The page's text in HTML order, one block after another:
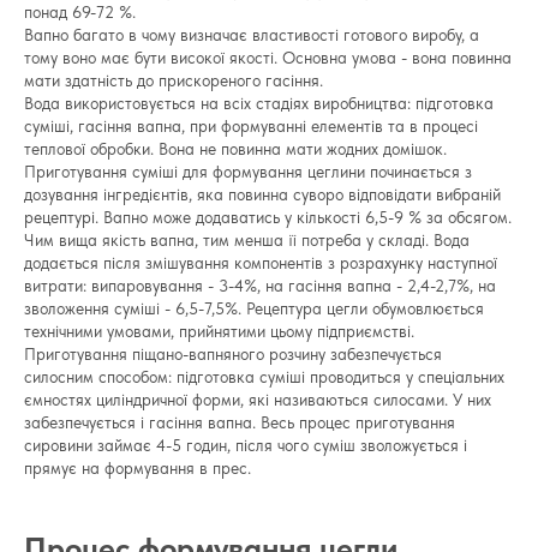
понад 69-72 %.
Вапно багато в чому визначає властивості готового виробу, а
тому воно має бути високої якості. Основна умова - вона повинна
мати здатність до прискореного гасіння.
Вода використовується на всіх стадіях виробництва: підготовка
суміші, гасіння вапна, при формуванні елементів та в процесі
теплової обробки. Вона не повинна мати жодних домішок.
Приготування суміші для формування цеглини починається з
дозування інгредієнтів, яка повинна суворо відповідати вибраній
рецептурі. Вапно може додаватись у кількості 6,5-9 % за обсягом.
Чим вища якість вапна, тим менша її потреба у складі. Вода
додається після змішування компонентів з розрахунку наступної
витрати: випаровування - 3-4%, на гасіння вапна - 2,4-2,7%, на
зволоження суміші - 6,5-7,5%. Рецептура цегли обумовлюється
технічними умовами, прийнятими цьому підприємстві.
Приготування піщано-вапняного розчину забезпечується
силосним способом: підготовка суміші проводиться у спеціальних
ємностях циліндричної форми, які називаються силосами. У них
забезпечується і гасіння вапна. Весь процес приготування
сировини займає 4-5 годин, після чого суміш зволожується і
прямує на формування в прес.